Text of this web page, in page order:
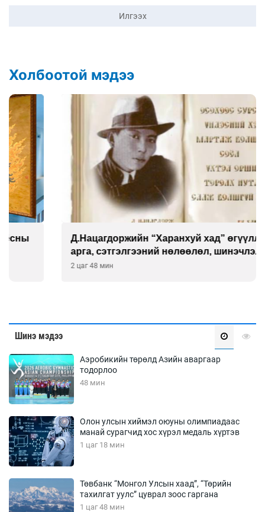
Илгээх
Холбоотой мэдээ
Д.Нацагдоржийн “Харанхуй хад” өгүүллэгийн
арга, сэтгэлгээний нөлөөлөл, шинэчлэл
Шинэ мэдээ
Аэробикийн төрөлд Азийн аваргаар
тодорлоо
48 мин
Олон улсын хиймэл оюуны олимпиадаас
манай сурагчид хос хүрэл медаль хүртэв
1 цаг 18 мин
Төвбанк “Монгол Улсын хаад”, “Төрийн
тахилгат уулс” цуврал зоос гаргана
1 цаг 48 мин